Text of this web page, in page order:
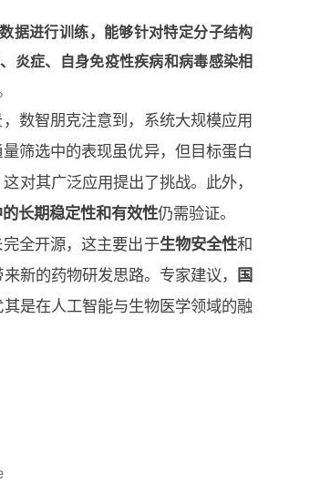
据进行训练，能够针对特定分子结构
炎症、自身免疫性疾病和病毒感染相
数智朋克注意到，系统大规模应用
筛选中的表现虽优异，但目标蛋白
对其广泛应用提出了挑战。此外，
长期稳定性和有效性仍需验证。
全开源，这主要出于生物安全性和
新的药物研发思路。专家建议，
国
是在人工智能与生物医学领域的融